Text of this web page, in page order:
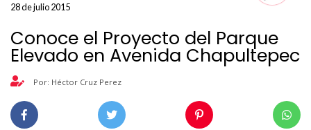
28 de julio 2015
Conoce el Proyecto del Parque
Elevado en Avenida Chapultepec
Por: Héctor Cruz Perez